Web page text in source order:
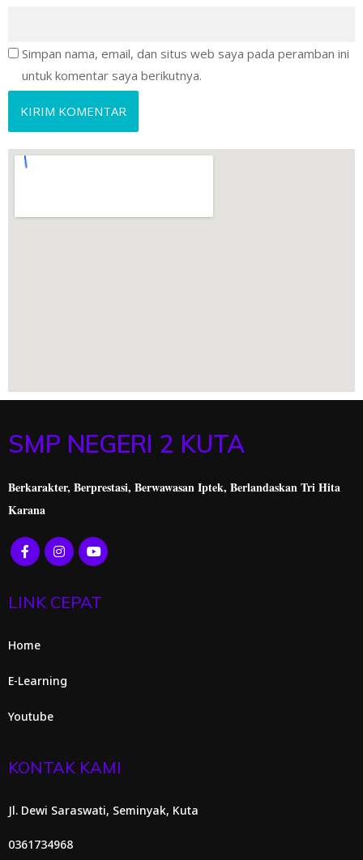
Simpan nama, email, dan situs web saya pada peramban ini
untuk komentar saya berikutnya.
SMP NEGERI 2 KUTA
Berkarakter, Berprestasi, Berwawasan Iptek, Berlandaskan Tri Hita
Karana
LINK CEPAT
Home
E-Learning
Youtube
KONTAK KAMI
Jl. Dewi Saraswati, Seminyak, Kuta
0361734968